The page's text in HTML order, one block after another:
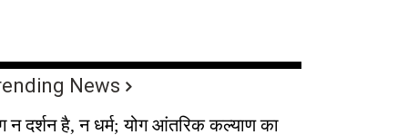
News
न दर्शन है, न धर्म; योग आंतरिक कल्याण का